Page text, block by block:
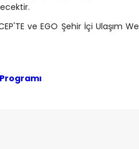
ve EGO Şehir İçi Ulaşım